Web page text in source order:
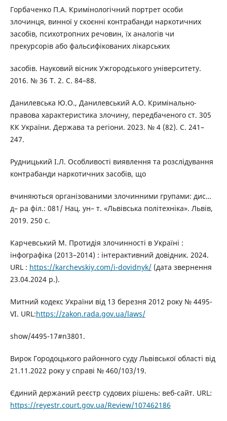
Горбаченко П.А. Кримінологічний портрет особи
злочинця, винної у скоєнні контрабанди наркотичних
засобів, психотропних речовин, їх аналогів чи
прекурсорів або фальсифікованих лікарських
засобів. Науковий вісник Ужгородського університету.
2016. № 36 Т. 2. С. 84–88.
Данилевська Ю.О., Данилевський А.О. Кримінально-
правова характеристика злочину, передбаченого ст. 305
КК України. Держава та регіони. 2023. № 4 (82). С. 241–
247.
Рудницький І.Л. Особливості виявлення та розслідування
контрабанди наркотичних засобів, що
вчиняються організованими злочинними групами: дис…
д– ра філ.: 081/ Нац. ун– т. «Львівська політехніка». Львів,
2019. 250 с.
Карчевський М. Протидія злочинності в Україні :
інфографіка (2013–2014) : інтерактивний довідник. 2024.
URL : https://karchevskiy.com/i-dovidnyk/(дата звернення
23.04.2024 р.).
Митний кодекс України від 13 березня 2012 року № 4495-
VI. URL:https://zakon.rada.gov.ua/laws/
show/4495-17#n3801.
Вирок Городоцького районного суду Львівської області від
21.11.2022 року у справі № 460/103/19.
Єдиний держаний реєстр судових рішень: веб-сайт. URL:
https://reyestr.court.gov.ua/Review/107462186